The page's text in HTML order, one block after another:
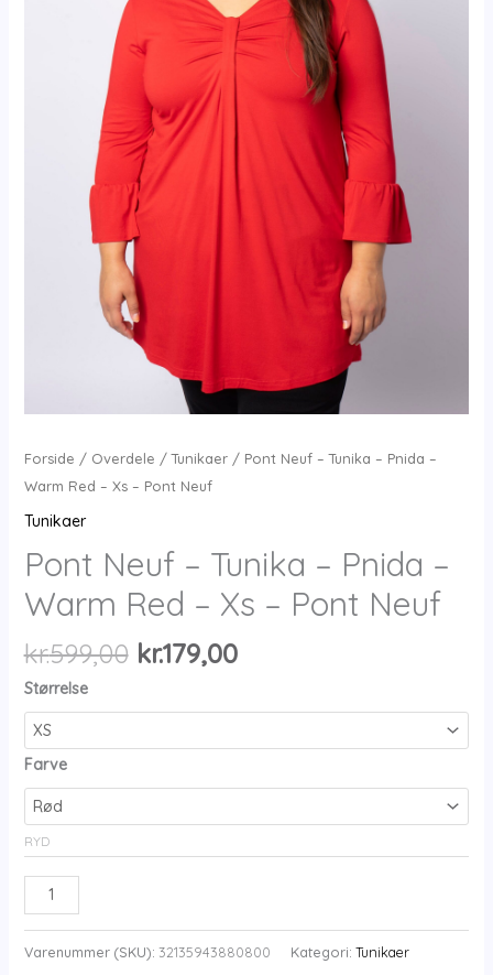
Forside / Overdele /Tunikaer/ Pont Neuf – Tunika – Pnida –
Warm Red – Xs – Pont Neuf
Tunikaer
Pont Neuf – Tunika – Pnida –
Warm Red – Xs – Pont Neuf
kr.599,00 Den
pris
kr.179,00Den
pris
Størrelse
Farve
RYD
Pont
Neuf
-Varenummer (SKU): 32135943880800 Kategori: Tunikaer